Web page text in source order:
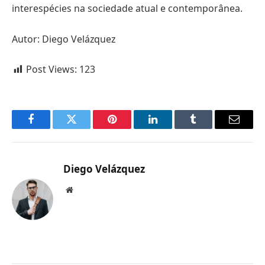
interespécies na sociedade atual e contemporânea.
Autor: Diego Velázquez
Post Views: 123
FacebookTwitter Pinterest LinkedInTumblr Email
Diego Velázquez
Website